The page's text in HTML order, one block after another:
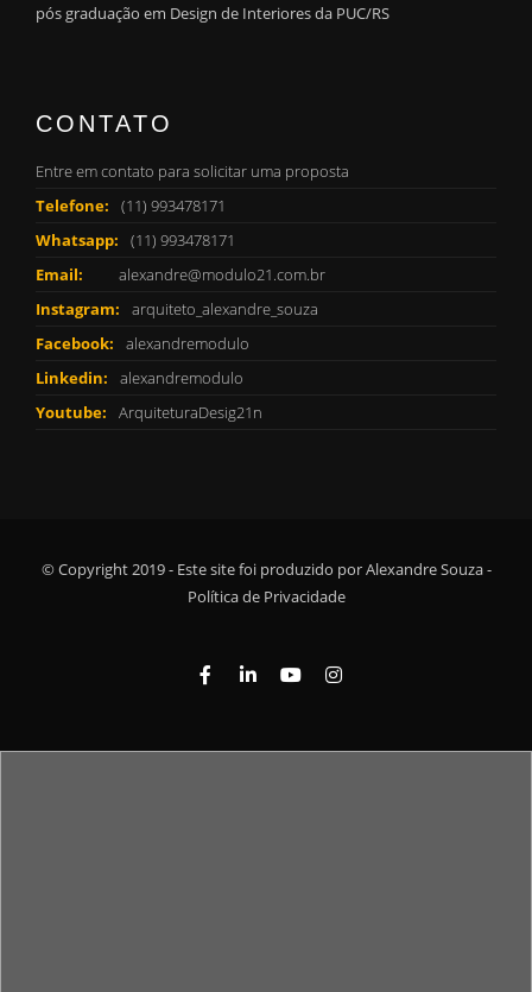
pós graduação em Design de Interiores da PUC/RS
CONTATO
Entre em contato para solicitar uma proposta
Telefone:
(11) 993478171
Whatsapp:
(11) 993478171
Email:
alexandre@modulo21.com.br
Instagram:
arquiteto_alexandre_souza
Facebook:
alexandremodulo
Linkedin:
alexandremodulo
Youtube:
ArquiteturaDesig21n
© Copyright 2019 - Este site foi produzido por Alexandre Souza -
Política de Privacidade